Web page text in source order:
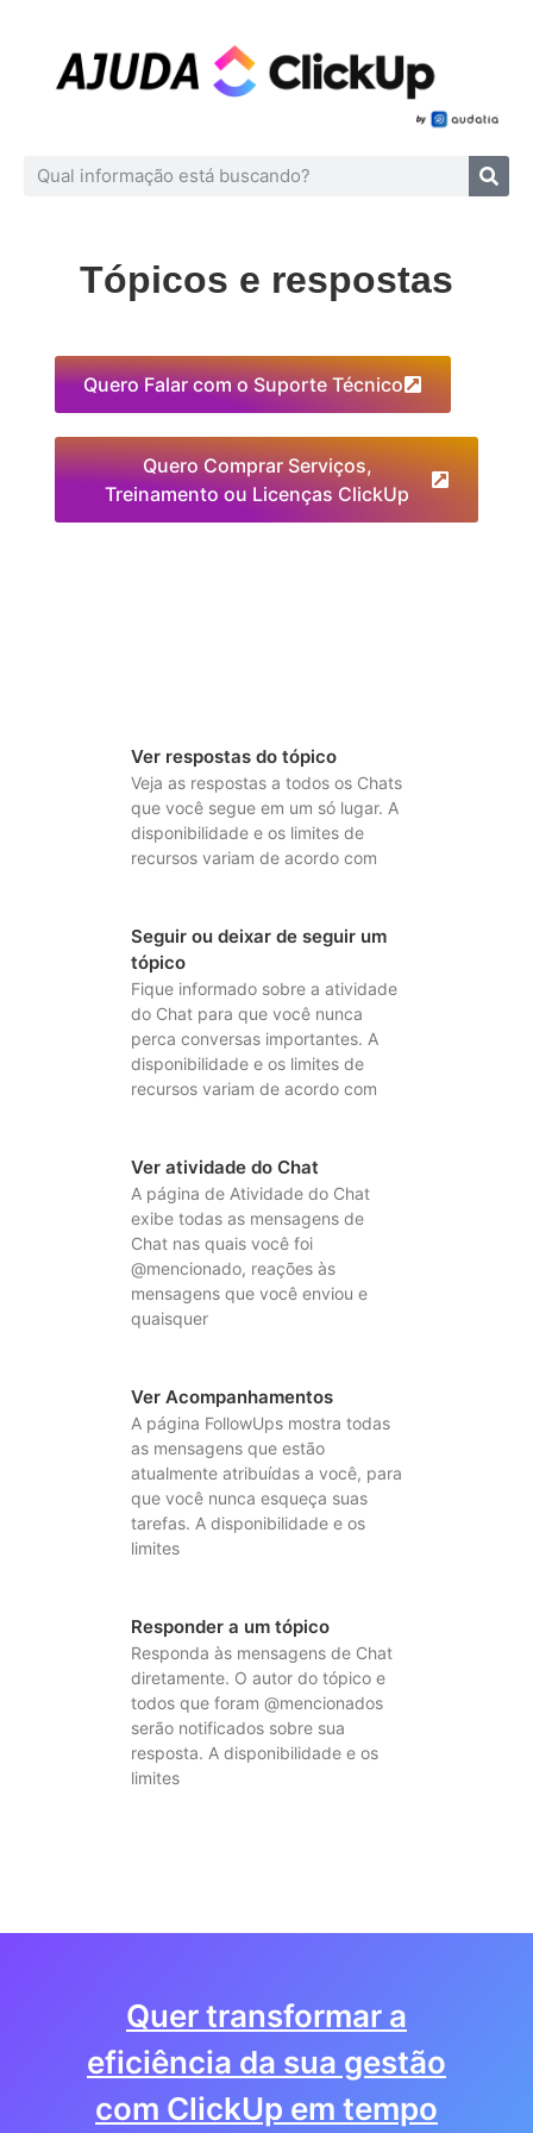
Tópicos e respostas
Quero Falar com o Suporte Técnico
Quero Comprar Serviços,
Treinamento ou Licenças ClickUp
Ver respostas do tópico
Veja as respostas a todos os Chats
que você segue em um só lugar. A
disponibilidade e os limites de
recursos variam de acordo com
Seguir ou deixar de seguir um
tópico
Fique informado sobre a atividade
do Chat para que você nunca
perca conversas importantes. A
disponibilidade e os limites de
recursos variam de acordo com
Ver atividade do Chat
A página de Atividade do Chat
exibe todas as mensagens de
Chat nas quais você foi
@mencionado, reações às
mensagens que você enviou e
quaisquer
Ver Acompanhamentos
A página FollowUps mostra todas
as mensagens que estão
atualmente atribuídas a você, para
que você nunca esqueça suas
tarefas. A disponibilidade e os
limites
Responder a um tópico
Responda às mensagens de Chat
diretamente. O autor do tópico e
todos que foram @mencionados
serão notificados sobre sua
resposta. A disponibilidade e os
limites
Quer transformar a
eficiência da sua gestão
com ClickUp em tempo